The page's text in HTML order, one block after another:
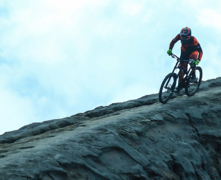
Video: Matěj Charvát - Volcano mission: Mount BROMO